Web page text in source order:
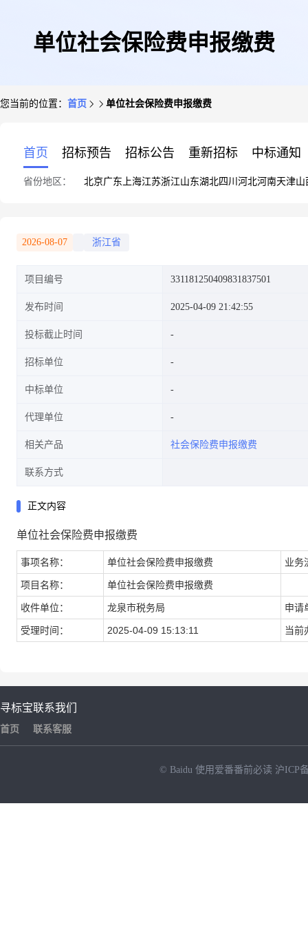
单位社会保险费申报缴费
您当前的位置： 首页 单位社会保险费申报缴费
首页 招标预告 招标公告 重新招标 中标通知
省份地区： 北京广东 上海江苏浙江山东湖北四川 河北河南天津山
2026-08-07 浙江省
项目编号 331181250409831837501
发布时间 2025-04-09 21:42:55
投标截止时间
招标单位
中标单位
代理单位
相关产品 社会保险费申报缴费
联系方式
正文内容
单位社会保险费申报缴费
事项名称： 单位社会保险费申报缴费 业务
项目名称： 单位社会保险费申报缴费
收件单位： 龙泉市税务局 申请
受理时间： 2025-04-09 15:13:11 当前
寻标宝
首页
联系我们
联系客服
© Baidu 使用爱番番前必读 沪ICP